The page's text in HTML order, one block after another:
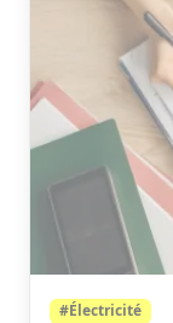
#Électricité